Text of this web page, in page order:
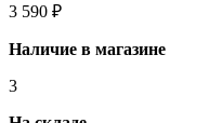
3 590 ₽
Наличие в магазине
3